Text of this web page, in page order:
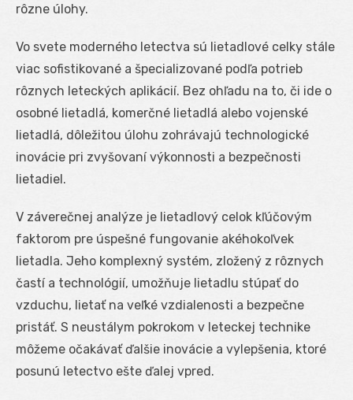
rôzne úlohy.
Vo svete moderného letectva sú lietadlové celky stále
viac sofistikované a špecializované podľa potrieb
rôznych leteckých aplikácií. Bez ohľadu na to, či ide o
osobné lietadlá, komerčné lietadlá alebo vojenské
lietadlá, dôležitou úlohu zohrávajú technologické
inovácie pri zvyšovaní výkonnosti a bezpečnosti
lietadiel.
V záverečnej analýze je lietadlový celok kľúčovým
faktorom pre úspešné fungovanie akéhokoľvek
lietadla. Jeho komplexný systém, zložený z rôznych
častí a technológií, umožňuje lietadlu stúpať do
vzduchu, lietať na veľké vzdialenosti a bezpečne
pristáť. S neustálym pokrokom v leteckej technike
môžeme očakávať ďalšie inovácie a vylepšenia, ktoré
posunú letectvo ešte ďalej vpred.